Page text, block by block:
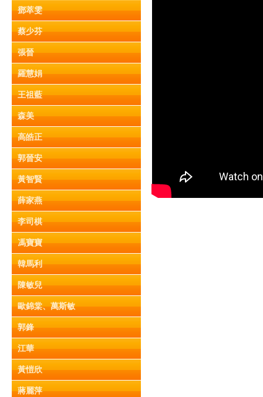
鄧萃雯
蔡少芬
張晉
羅慧娟
王祖藍
森美
高皓正
郭晉安
黃智賢
薛家燕
李司棋
馮寶寶
韓馬利
陳敏兒
歐錦棠、萬斯敏
郭鋒
江華
黃愷欣
蔣麗萍